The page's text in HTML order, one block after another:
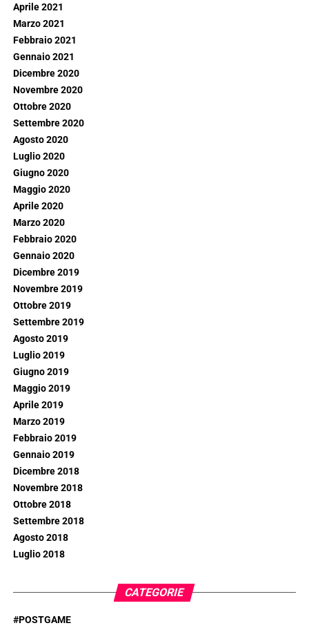
Aprile 2021
Marzo 2021
Febbraio 2021
Gennaio 2021
Dicembre 2020
Novembre 2020
Ottobre 2020
Settembre 2020
Agosto 2020
Luglio 2020
Giugno 2020
Maggio 2020
Aprile 2020
Marzo 2020
Febbraio 2020
Gennaio 2020
Dicembre 2019
Novembre 2019
Ottobre 2019
Settembre 2019
Agosto 2019
Luglio 2019
Giugno 2019
Maggio 2019
Aprile 2019
Marzo 2019
Febbraio 2019
Gennaio 2019
Dicembre 2018
Novembre 2018
Ottobre 2018
Settembre 2018
Agosto 2018
Luglio 2018
CATEGORIE
#POSTGAME